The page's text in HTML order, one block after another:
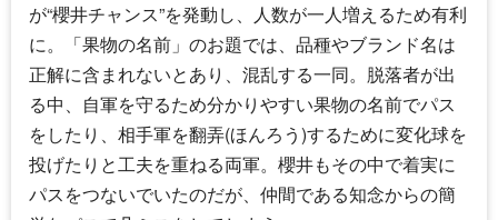
が“櫻井チャンス”を発動し、人数が一人増えるため有利
に。「果物の名前」のお題では、品種やブランド名は
正解に含まれないとあり、混乱する一同。脱落者が出
る中、自軍を守るため分かりやすい果物の名前でパス
をしたり、相手軍を翻弄(ほんろう)するために変化球を
投げたりと工夫を重ねる両軍。櫻井もその中で着実に
パスをつないでいたのだが、仲間である知念からの簡